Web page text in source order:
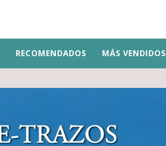
RECOMENDADOS MÁS VENDIDOS